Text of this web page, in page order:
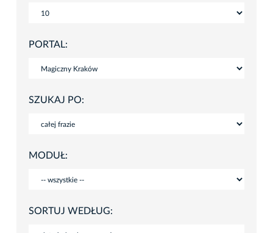
PORTAL:
SZUKAJ PO:
MODUŁ:
SORTUJ WEDŁUG: